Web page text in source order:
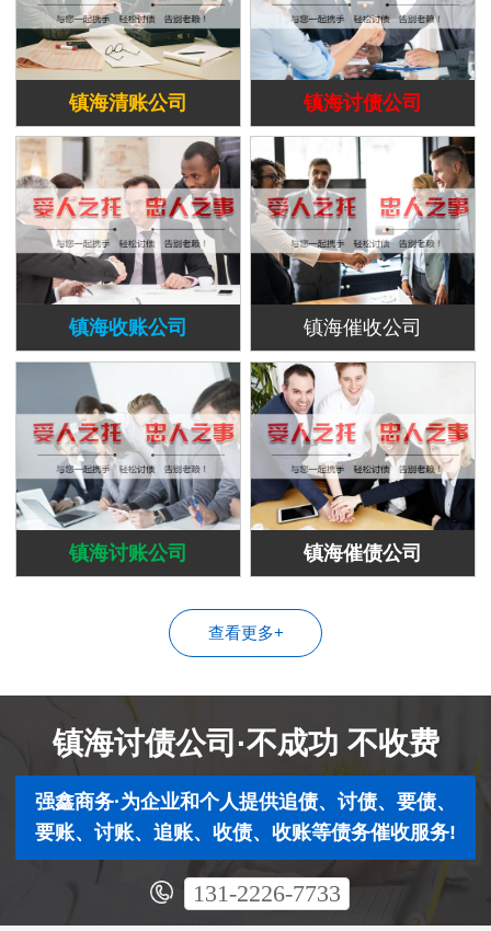
镇海清账公司 镇海讨债公司
镇海收账公司 镇海催收公司
镇海讨账公司 镇海催债公司
查看更多+
镇海讨债公司·不成功 不收费
强鑫商务·为企业和个人提供追债、讨债、要债、
要账、讨账、追账、收债、收账等债务催收服务!
131-2226-7733